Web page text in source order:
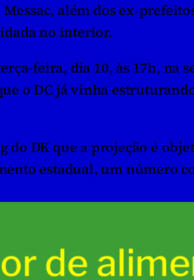
além dos ex-
no interior.
feira, dia 10, às 17h, na
o DC já vinha
do DK que a projeção é
estadual, um número